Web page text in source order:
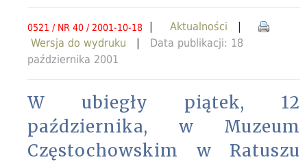
0521 / NR 40 / 2001-10-18 | Aktualności |
Wersja do wydruku
| Data publikacji: 18
października 2001
W ubiegły piątek, 12
października, w Muzeum
Częstochowskim w Ratuszu